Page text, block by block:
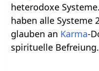
heterodoxe
haben alle Systeme
glauben an Karma-
spirituelle Befreiung.